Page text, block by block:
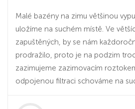
Malé bazény na zimu většinou
uložíme na suchém místě. Ve
zapuštěných, by se nám
prodražilo, proto je na podzim
zazimujeme zazimovacím
odpojenou filtraci schováme na